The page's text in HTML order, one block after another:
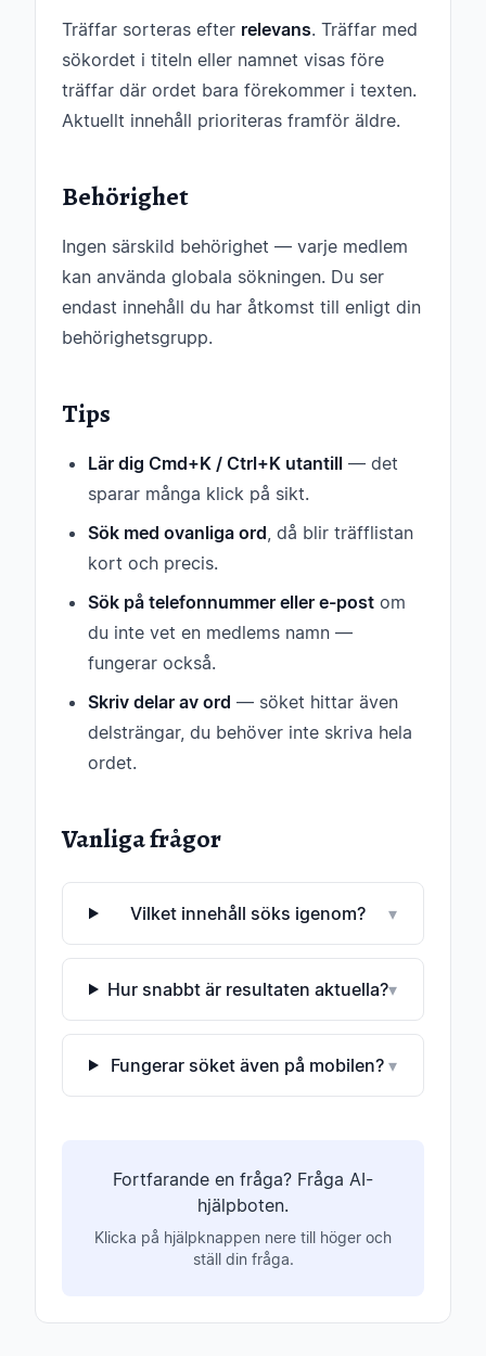
Träffar sorteras efter relevans. Träffar med
sökordet i titeln eller namnet visas före
träffar där ordet bara förekommer i texten.
Aktuellt innehåll prioriteras framför äldre.
Behörighet
Ingen särskild behörighet — varje medlem
kan använda globala sökningen. Du ser
endast innehåll du har åtkomst till enligt din
behörighetsgrupp.
Tips
Lär dig Cmd+K / Ctrl+K utantill — det
sparar många klick på sikt.
Sök med ovanliga ord, då blir träfflistan
kort och precis.
Sök på telefonnummer eller e-post om
du inte vet en medlems namn —
fungerar också.
Skriv delar av ord — söket hittar även
delsträngar, du behöver inte skriva hela
ordet.
Vanliga frågor
Vilket innehåll söks igenom? ▾
Hur snabbt är resultaten aktuella?▾
Fungerar söket även på mobilen? ▾
Fortfarande en fråga? Fråga AI-
hjälpboten.
Klicka på hjälpknappen nere till höger och
ställ din fråga.